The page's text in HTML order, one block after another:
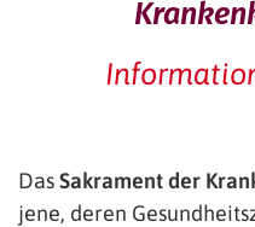
DasSakrament der
jene, deren